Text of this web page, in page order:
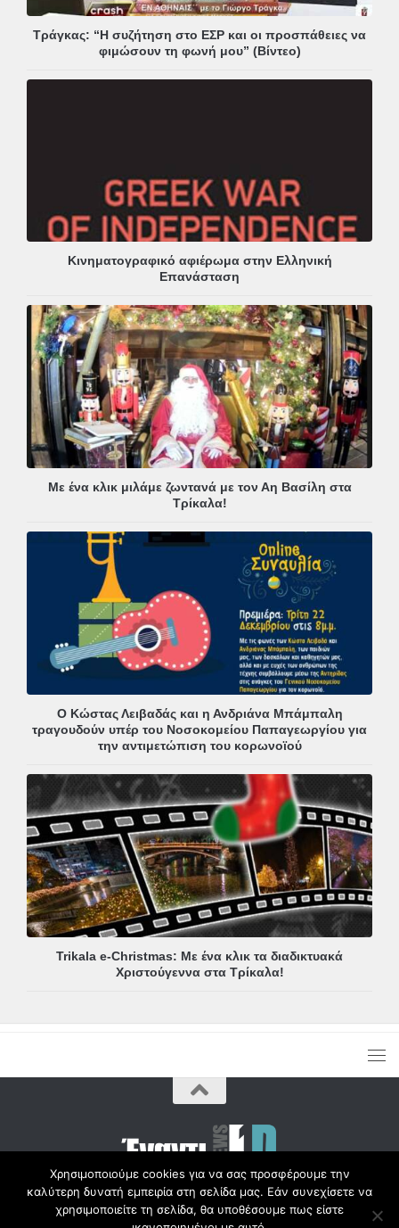
Τράγκας: “Η συζήτηση στο ΕΣΡ και οι προσπάθειες να
φιμώσουν τη φωνή μου” (Βίντεο)
Κινηματογραφικό αφιέρωμα στην Ελληνική
Επανάσταση
Με ένα κλικ μιλάμε ζωντανά με τον Αη Βασίλη στα
Τρίκαλα!
Ο Κώστας Λειβαδάς και η Ανδριάνα Μπάμπαλη
τραγουδούν υπέρ του Νοσοκομείου Παπαγεωργίου για
την αντιμετώπιση του κορωνοϊού
Trikala e-Christmas: Με ένα κλικ τα διαδικτυακά
Χριστούγεννα στα Τρίκαλα!
Copyright © Radio1d.gr 2012-2017 |
Χρησιμοποιούμε cookies για να σας προσφέρουμε την
καλύτερη δυνατή εμπειρία στη σελίδα μας. Εάν συνεχίσετε να
χρησιμοποιείτε τη σελίδα, θα υποθέσουμε πως είστε